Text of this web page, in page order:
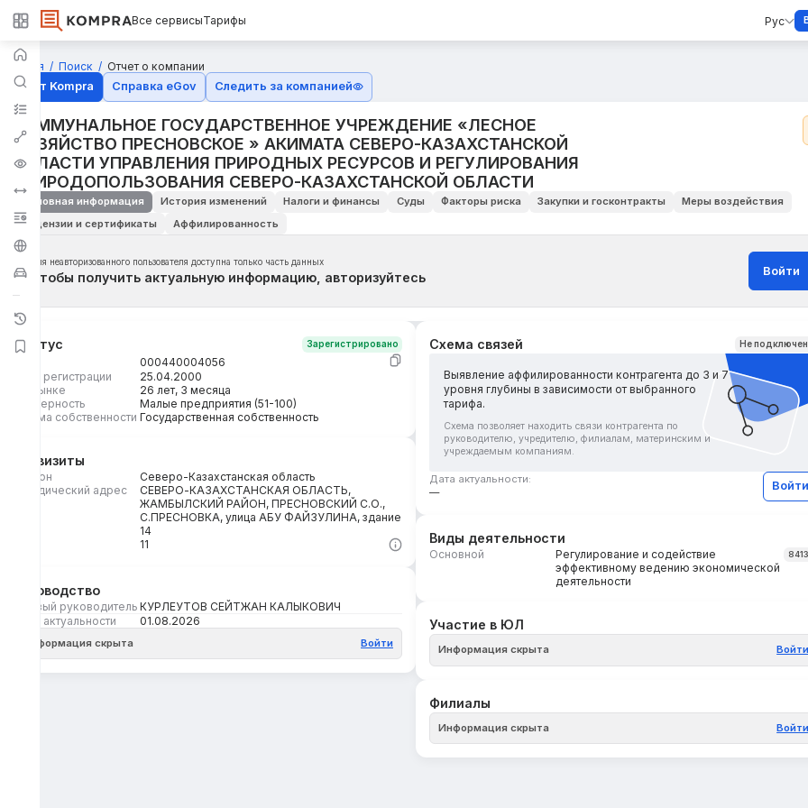
Все сервисыТарифы Рус
Главная Поиск
Отчет о компании
Отчёт Kompra
Справка eGov Следить за компанией
КОММУНАЛЬНОЕ ГОСУДАРСТВЕННОЕ УЧРЕЖДЕНИЕ «ЛЕСНОЕ
ХОЗЯЙСТВО ПРЕСНОВСКОЕ » АКИМАТА СЕВЕРО-КАЗАХСТАНСКОЙ
ОБЛАСТИ УПРАВЛЕНИЯ ПРИРОДНЫХ РЕСУРСОВ И РЕГУЛИРОВАНИЯ
ПРИРОДОПОЛЬЗОВАНИЯ СЕВЕРО-КАЗАХСТАНСКОЙ ОБЛАСТИ
Основная информация История изменений Налоги и финансы Суды Факторы риска Закупки и госконтракты
Меры воздействия
Лицензии и сертификаты
Аффилированность
Для неавторизованного пользователя доступна только часть данных
Чтобы получить актуальную информацию, авторизуйтесь Войти
Статус Зарегистрировано
000440004056
Дата регистрации
25.04.2000
На рынке
26 лет, 3 месяца
Размерность
Малые предприятия (51-100)
Форма собственности Государственная собственность
Реквизиты
Регион
Северо-Казахстанская область
Юридический адрес
СЕВЕРО-КАЗАХСТАНСКАЯ ОБЛАСТЬ,
ЖАМБЫЛСКИЙ РАЙОН, ПРЕСНОВСКИЙ С.О.,
С.ПРЕСНОВКА, улица АБУ ФАЙЗУЛИНА, здание
14
11
Руководство
Первый руководитель КУРЛЕУТОВ СЕЙТЖАН КАЛЫКОВИЧ
Дата актуальности
01.08.2026
Информация скрыта Войти
Схема связей Не
Выявление аффилированности контрагента до 3 и 7
уровня глубины в зависимости от выбранного
тарифа.
Схема позволяет находить связи контрагента по
руководителю, учредителю, филиалам, материнским и
учреждаемым компаниям.
Дата актуальности:
—
Войти
Виды деятельности
Основной
Регулирование и содействие
эффективному ведению экономической
деятельности
Участие в ЮЛ
Информация скрыта Войти
Филиалы
Информация скрыта Войти